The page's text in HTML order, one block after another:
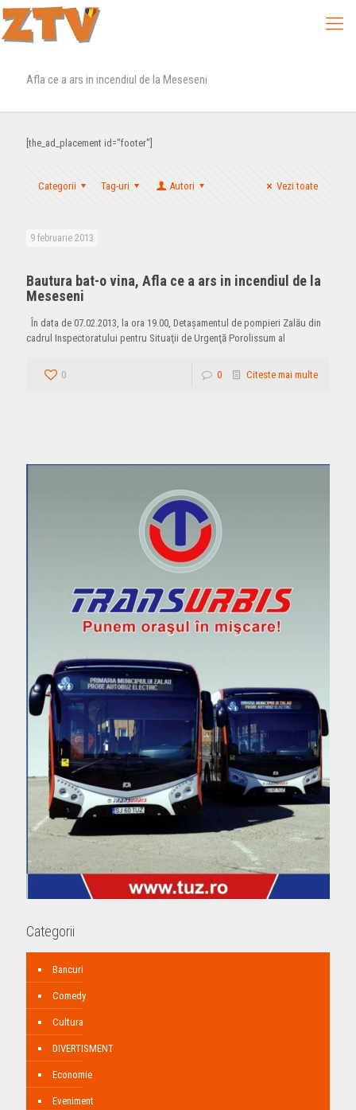
Afla ce a ars in incendiul de la Meseseni
[the_ad_placement id="footer"]
Categorii Tag-uri Autori Vezi toate
9 februarie 2013
Bautura bat-o vina, Afla ce a ars in incendiul de la
Meseseni
În data de 07.02.2013, la ora 19.00, Detaşamentul de pompieri Zalău din
cadrul Inspectoratului pentru Situaţii de Urgenţă Porolissum al
0 0 Citeste mai multe
Categorii
Bancuri
Comedy
Cultura
DIVERTISMENT
Economie
Eveniment